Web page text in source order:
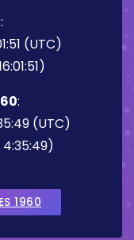
:
(UTC)
:
(UTC)
4:35:49)
1960